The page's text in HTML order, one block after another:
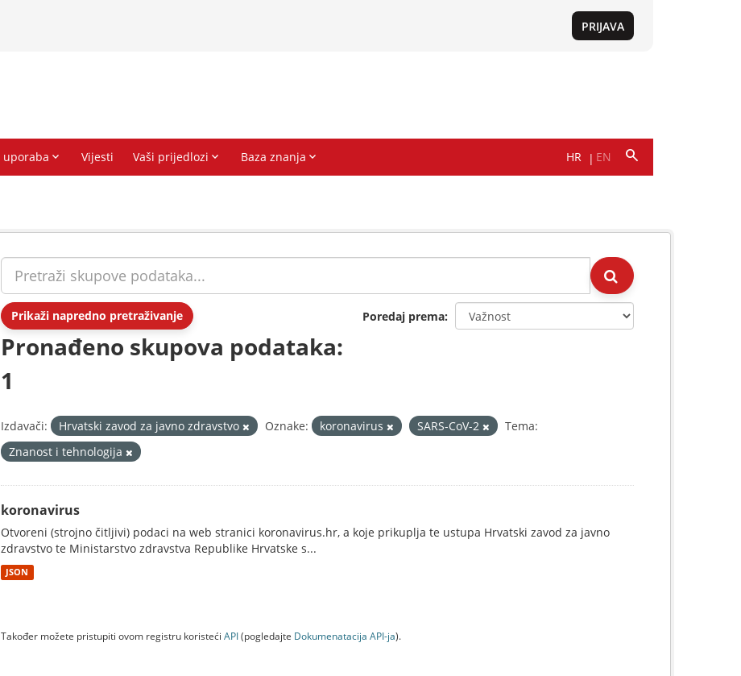
Prikaži napredno pretraživanje Poredaj prema
Pronađeno skupova podataka:
1
Izdavači: Hrvatski zavod za javno zdravstvo Oznake: koronavirus SARS-CoV-2
Tema:
Znanost i tehnologija
koronavirus
Otvoreni (strojno čitljivi) podaci na web stranici koronavirus.hr, a koje prikuplja te ustupa Hrvatski zavod za javno
zdravstvo te Ministarstvo zdravstva Republike Hrvatske s...
JSON
Također možete pristupiti ovom registru koristeći API(pogledajte Dokumenаtаcijа API-jа).